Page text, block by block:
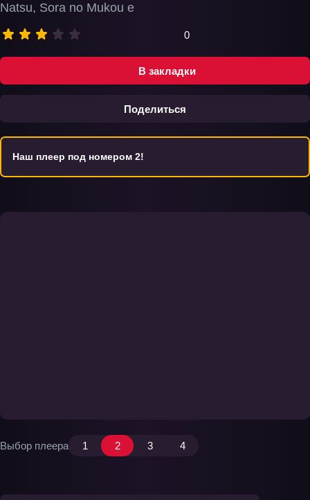
В закладки
Поделиться
Natsu, Sora no Mukou e
0
Наш плеер под номером 2!
Выбор плеера 1 2 3 4